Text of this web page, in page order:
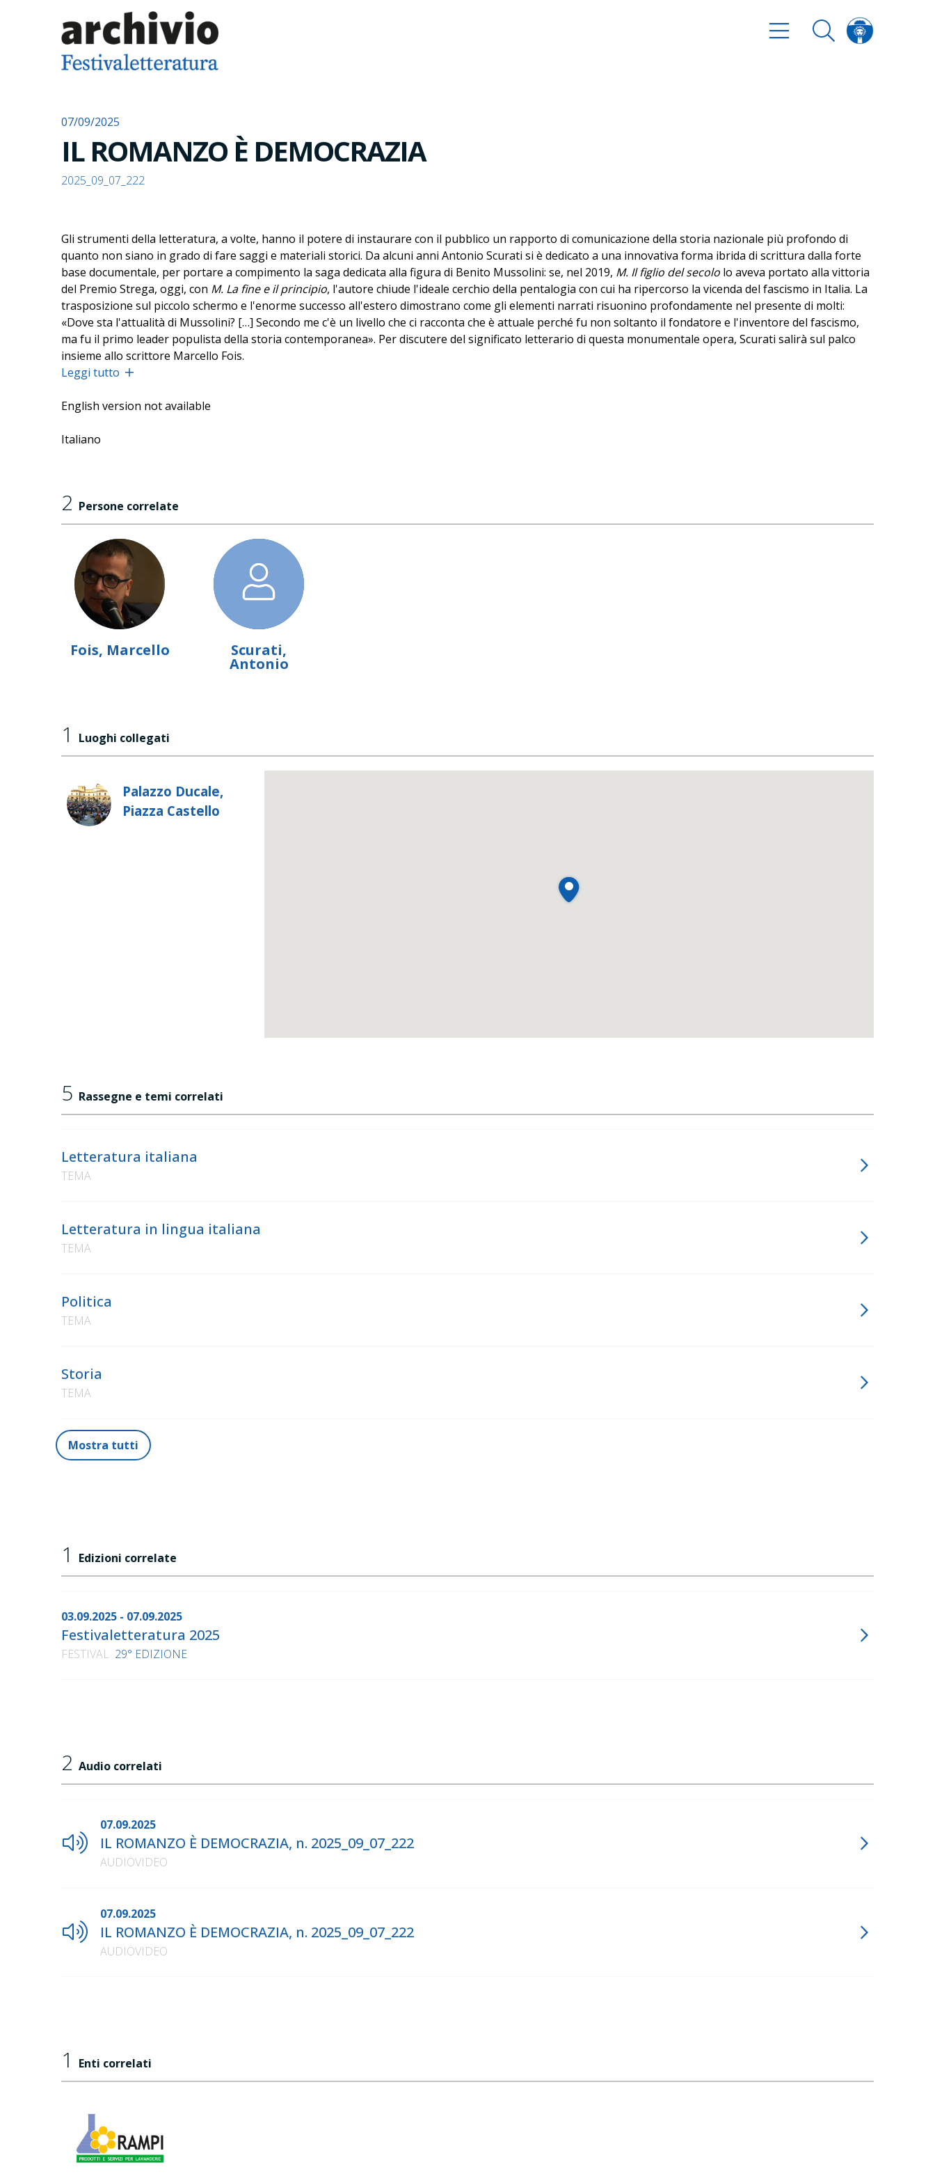
07/09/2025
IL ROMANZO È DEMOCRAZIA
2025_09_07_222
Gli strumenti della letteratura, a volte, hanno il potere di instaurare con il pubblico un rapporto di comunicazione della storia nazionale più profondo di
quanto non siano in grado di fare saggi e materiali storici. Da alcuni anni Antonio Scurati si è dedicato a una innovativa forma ibrida di scrittura dalla forte
base documentale, per portare a compimento la saga dedicata alla figura di Benito Mussolini: se, nel 2019, M. Il figlio del secolo lo aveva portato alla vittoria
del Premio Strega, oggi, con M. La fine e il principio, l'autore chiude l'ideale cerchio della pentalogia con cui ha ripercorso la vicenda del fascismo in Italia. La
trasposizione sul piccolo schermo e l'enorme successo all'estero dimostrano come gli elementi narrati risuonino profondamente nel presente di molti:
«Dove sta l'attualità di Mussolini? […] Secondo me c'è un livello che ci racconta che è attuale perché fu non soltanto il fondatore e l'inventore del fascismo,
ma fu il primo leader populista della storia contemporanea». Per discutere del significato letterario di questa monumentale opera, Scurati salirà sul palco
insieme allo scrittore Marcello Fois.
Leggi tutto
English version not available
Italiano
2 Persone correlate
Fois, Marcello Scurati,
Antonio
1 Luoghi collegati
Palazzo Ducale,
Piazza Castello
5 Rassegne e temi correlati
Letteratura italiana
TEMA
Letteratura in lingua italiana
TEMA
Politica
TEMA
Storia
TEMA
Mostra tutti
1 Edizioni correlate
03.09.2025 - 07.09.2025
Festivaletteratura 2025
FESTIVAL 29° EDIZIONE
2 Audio correlati
07.09.2025
IL ROMANZO È DEMOCRAZIA, n. 2025_09_07_222
AUDIOVIDEO
07.09.2025
IL ROMANZO È DEMOCRAZIA, n. 2025_09_07_222
AUDIOVIDEO
1 Enti correlati